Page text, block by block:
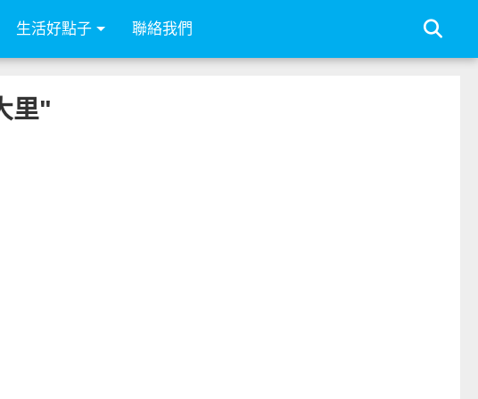
生活好點子 聯絡我們
里"